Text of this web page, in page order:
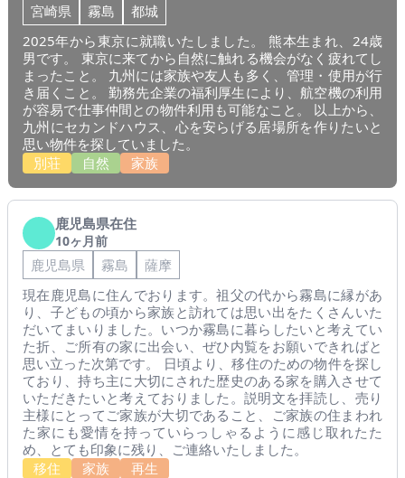
宮崎県 霧島
都城
2025年から東京に就職いたしました。 熊本生まれ、24歳
男です。 東京に来てから自然に触れる機会がなく疲れてし
まったこと。 九州には家族や友人も多く、管理・使用が行
き届くこと。 勤務先企業の福利厚生により、航空機の利用
が容易で仕事仲間との物件利用も可能なこと。 以上から、
九州にセカンドハウス、心を安らげる居場所を作りたいと
思い物件を探していました。
別荘
自然 家族
鹿児島県在住
10ヶ月前
鹿児島県 霧島
薩摩
現在鹿児島に住んでおります。祖父の代から霧島に縁があ
り、子どもの頃から家族と訪れては思い出をたくさんいた
だいてまいりました。いつか霧島に暮らしたいと考えてい
た折、ご所有の家に出会い、ぜひ内覧をお願いできればと
思い立った次第です。 日頃より、移住のための物件を探し
ており、持ち主に大切にされた歴史のある家を購入させて
いただきたいと考えておりました。説明文を拝読し、売り
主様にとってご家族が大切であること、ご家族の住まわれ
た家にも愛情を持っていらっしゃるように感じ取れたた
め、とても印象に残り、ご連絡いたしました。
移住
家族 再生